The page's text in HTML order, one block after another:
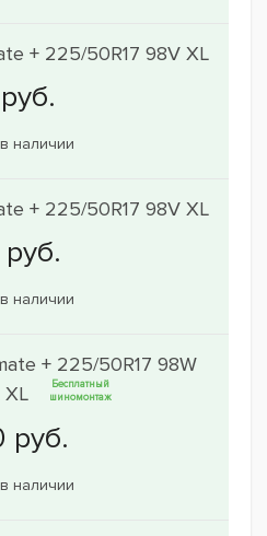
+ 225/50R17 98V XL
наличии
+ 225/50R17 98V XL
наличии
+ 225/50R17 98W
XL
Бесплатный
шиномонтаж
наличии